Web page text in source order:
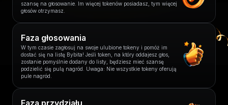
szansę na głosowanie. Im więcej tokenów posiadasz, tym więcej
głosów otrzymasz.
Faza głosowania
W tym czasie zagłosuj na swoje ulubione tokeny i pomóż im
dostać się na listę Bybita! Jeśli token, na który oddajesz głos,
zostanie pomyślnie dodany do listy, będziesz mieć szansę
podzielić się pulą nagród. Uwaga: Nie wszystkie tokeny oferują
pule nagród.
Faza przydziału